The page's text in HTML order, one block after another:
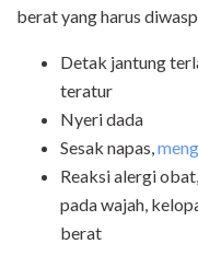
berat yang harus
Detak jantung
teratur
Nyeri dada
Sesak napas,
Reaksi alergi
pada wajah,
berat